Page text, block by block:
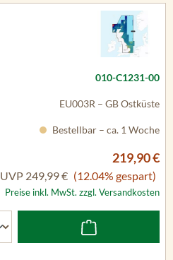
010-C1231-00
EU003R – GB Ostküste
Bestellbar – ca. 1 Woche
219,90 €
UVP 249,99 € (12.04% gespart)
Preise inkl. MwSt. zzgl. Versandkosten